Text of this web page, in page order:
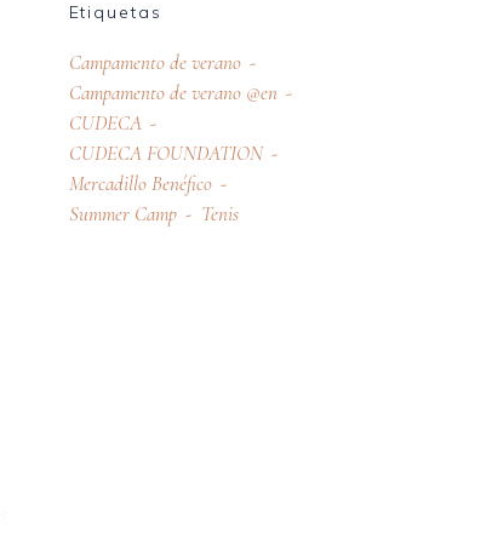
Etiquetas
Campamento de verano
Campamento de verano @en
CUDECA
CUDECA FOUNDATION
Mercadillo Benéfico
Summer Camp
Tenis